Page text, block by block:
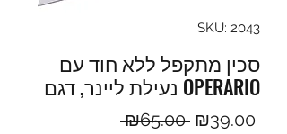
SKU: 2043
סכין מתקפל ללא חוד עם
נעילת ליינר, דגם OPERARIO
₪65.00 Regular
₪39.00Sale